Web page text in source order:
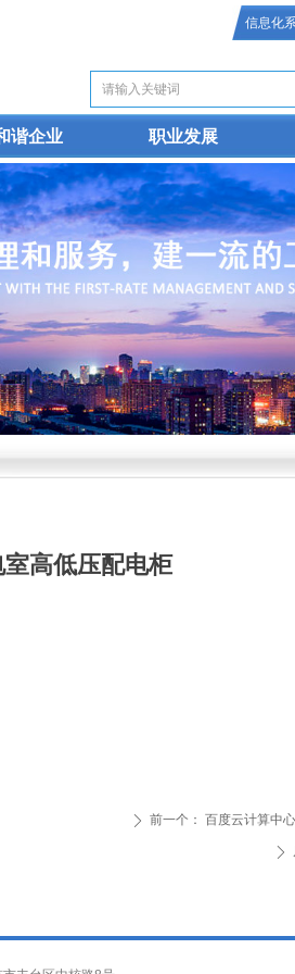
信息化
谐企业 职业发展
高低压配电柜
ꄲ 前一个： 百度云计算中
ꄲ